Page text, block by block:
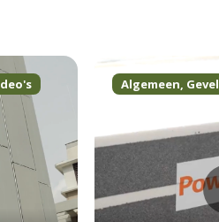
Algemeen, Gevel